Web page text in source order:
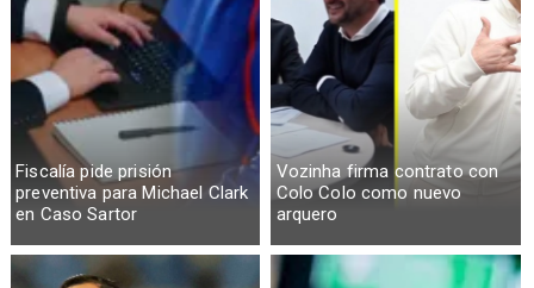
Fiscalía pide prisión
preventiva para Michael Clark
en Caso Sartor
Vozinha firma contrato con
Colo Colo como nuevo
arquero